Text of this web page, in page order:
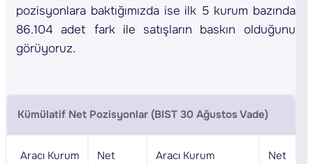
pozisyonlara baktığımızda ise ilk 5 kurum bazında
86.104 adet fark ile satışların baskın olduğunu
görüyoruz.
Kümülatif Net Pozisyonlar (BIST 30 Ağustos Vade)
Aracı Kurum Net Aracı Kurum Net